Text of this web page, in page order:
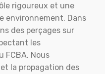
rigoureux et une
environnement. Dans
des perçages sur
les
FCBA. Nous
la propagation des